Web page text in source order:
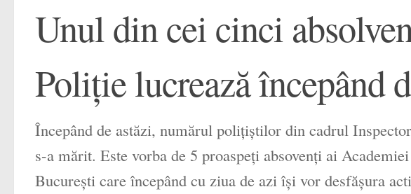
Unul din cei cinci
Poliţie lucrează începând
Începând de astăzi, numărul poliţiştilor din cadrul
s-a mărit. Este vorba de 5 proaspeţi absovenţi ai
Bucureşti care începând cu ziua de azi îşi vor desfăşura